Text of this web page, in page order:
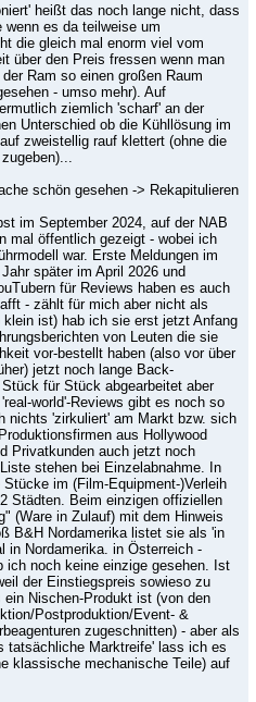
heißt das noch lange nicht, dass
wenn es da teilweise um
die gleich mal enorm viel vom
über den Preis fressen wenn man
Ram so einen großen Raum
- umso mehr). Auf
ziemlich 'scharf' an der
Unterschied ob die Kühllösung im
zweistellig rauf klettert (ohne die
schön gesehen -> Rekapitulieren
im September 2024, auf der NAB
mal öffentlich gezeigt - wobei ich
war. Erste Meldungen im
später im April 2026 und
für Reviews haben es auch
- zählt für mich aber nicht als
ist) hab ich sie erst jetzt Anfang
von Leuten die sie
vor-bestellt haben (also vor über
jetzt noch lange Back-
für Stück abgearbeitet aber
world'-Reviews gibt es noch so
nichts 'zirkuliert' am Markt bzw. sich
aus Hollywood
Privatkunden auch jetzt noch
stehen bei Einzelabnahme. In
im (Film-Equipment-)Verleih
Städten. Beim einzigen offiziellen
(Ware in Zulauf) mit dem Hinweis
B&H Nordamerika listet sie als 'in
in Nordamerika. in Österreich -
ich noch keine einzige gesehen. Ist
der Einstiegspreis sowieso zu
Nischen-Produkt ist (von den
Postproduktion/Event- &
zugeschnitten) - aber als
tatsächliche Marktreife' lass ich es
klassische mechanische Teile) auf